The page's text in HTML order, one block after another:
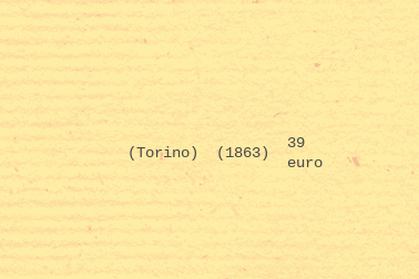
(Torino) (1863)
39
euro